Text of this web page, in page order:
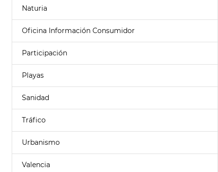
Naturia
Oficina Información Consumidor
Participación
Playas
Sanidad
Tráfico
Urbanismo
Valencia